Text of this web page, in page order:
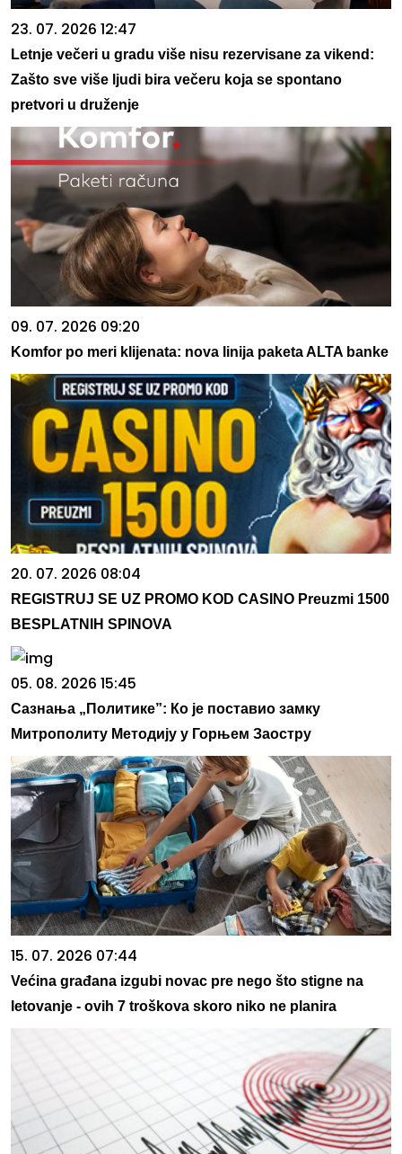
23. 07. 2026 12:47
Letnje večeri u gradu više nisu rezervisane za vikend:
Zašto sve više ljudi bira večeru koja se spontano
pretvori u druženje
09. 07. 2026 09:20
Komfor po meri klijenata: nova linija paketa ALTA banke
20. 07. 2026 08:04
REGISTRUJ SE UZ PROMO KOD CASINO Preuzmi 1500
BESPLATNIH SPINOVA
05. 08. 2026 15:45
Сазнања „Политике”: Ко је поставио замку
Митрополиту Методију у Горњем Заостру
15. 07. 2026 07:44
Većina građana izgubi novac pre nego što stigne na
letovanje - ovih 7 troškova skoro niko ne planira